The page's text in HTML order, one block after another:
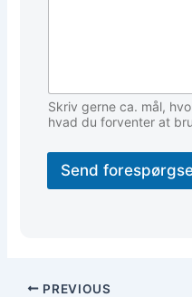
f
o
n
Skriv gerne ca. mål,
hvad du forventer at
Send
PREVIOUS